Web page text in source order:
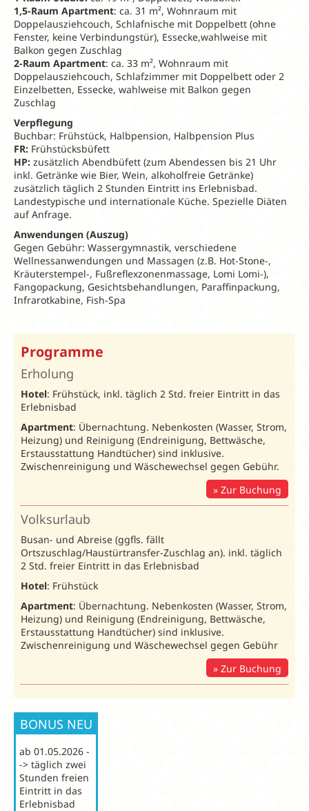
1,5-Raum Apartment: ca. 31 m², Wohnraum mit
Doppelausziehcouch, Schlafnische mit Doppelbett (ohne
Fenster, keine Verbindungstür), Essecke,wahlweise mit
Balkon gegen Zuschlag
2-Raum Apartment: ca. 33 m², Wohnraum mit
Doppelausziehcouch, Schlafzimmer mit Doppelbett oder 2
Einzelbetten, Essecke, wahlweise mit Balkon gegen
Zuschlag
Verpflegung
Buchbar: Frühstück, Halbpension, Halbpension Plus
FR: Frühstücksbüfett
HP: zusätzlich Abendbüfett (zum Abendessen bis 21 Uhr
inkl. Getränke wie Bier, Wein, alkoholfreie Getränke)
zusätzlich täglich 2 Stunden Eintritt ins Erlebnisbad.
Landestypische und internationale Küche. Spezielle Diäten
auf Anfrage.
Anwendungen (Auszug)
Gegen Gebühr: Wassergymnastik, verschiedene
Wellnessanwendungen und Massagen (z.B. Hot-Stone-,
Kräuterstempel-, Fußreflexzonenmassage, Lomi Lomi-),
Fangopackung, Gesichtsbehandlungen, Paraffinpackung,
Infrarotkabine, Fish-Spa
Programme
Erholung
Hotel: Frühstück, inkl. täglich 2 Std. freier Eintritt in das
Erlebnisbad
Apartment: Übernachtung. Nebenkosten (Wasser, Strom,
Heizung) und Reinigung (Endreinigung, Bettwäsche,
Erstausstattung Handtücher) sind inklusive.
Zwischenreinigung und Wäschewechsel gegen Gebühr.
Zur Buchung
Volksurlaub
Busan- und Abreise (ggfls. fällt
Ortszuschlag/Haustürtransfer-Zuschlag an). inkl. täglich
2 Std. freier Eintritt in das Erlebnisbad
Hotel: Frühstück
Apartment: Übernachtung. Nebenkosten (Wasser, Strom,
Heizung) und Reinigung (Endreinigung, Bettwäsche,
Erstausstattung Handtücher) sind inklusive.
Zwischenreinigung und Wäschewechsel gegen Gebühr
Zur Buchung
BONUS NEU
ab 01.05.2026 -
-> täglich zwei
Stunden freien
Eintritt in das
Erlebnisbad